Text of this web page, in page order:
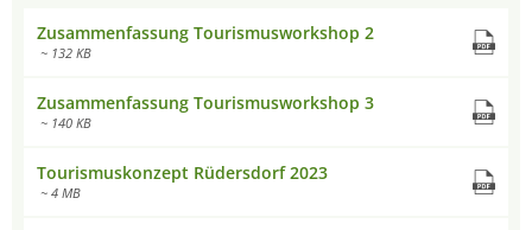
Zusammenfassung Tourismusworkshop 2
~ 132 KB
Zusammenfassung Tourismusworkshop 3
~ 140 KB
Tourismuskonzept Rüdersdorf 2023
~ 4 MB